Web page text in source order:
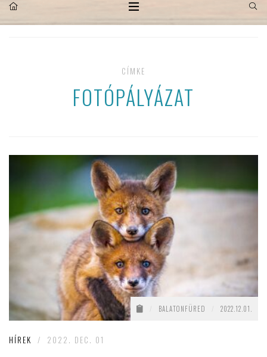
CÍMKE
FOTÓPÁLYÁZAT
BALATONFÜRED 2022.12.01.
HÍREK / 2022. DEC. 01